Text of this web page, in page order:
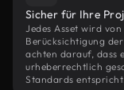
Sicher für Ihre
Jedes Asset wird
Berücksichtigung
achten darauf, dass
urheberrechtlich
Standards